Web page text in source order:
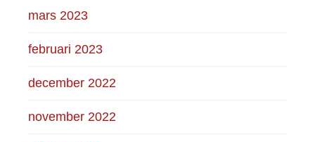
mars 2023
februari 2023
december 2022
november 2022